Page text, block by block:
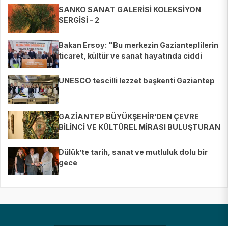
SANKO SANAT GALERİSİ KOLEKSİYON
SERGİSİ - 2
Bakan Ersoy: "Bu merkezin Gazianteplilerin
ticaret, kültür ve sanat hayatında ciddi
UNESCO tescilli lezzet başkenti Gaziantep
GAZİANTEP BÜYÜKŞEHİR’DEN ÇEVRE
BİLİNCİ VE KÜLTÜREL MİRASI BULUŞTURAN
Dülük’te tarih, sanat ve mutluluk dolu bir
gece